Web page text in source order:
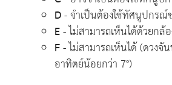
D- จำเป็นต้องใช้ทัศนูปกรณ์
E- ไม่สามารถเห็นได้ด้วยกล้
F- ไม่สามารถเห็นได้ (ดวงจั
อาทิตย์น้อยกว่า 7°)